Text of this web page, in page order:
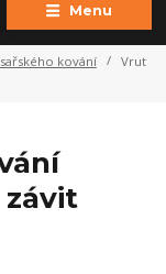
Menu
kování
Vrut
závit